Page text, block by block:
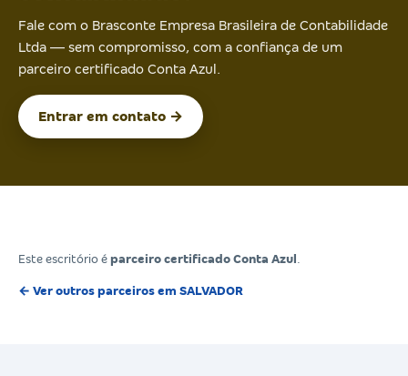
Fale com o Brasconte Empresa Brasileira de Contabilidade
Ltda — sem compromisso, com a confiança de um
parceiro certificado Conta Azul.
Entrar em contato →
Este escritório é parceiro certificado Conta Azul
← Ver outros parceiros em SALVADOR